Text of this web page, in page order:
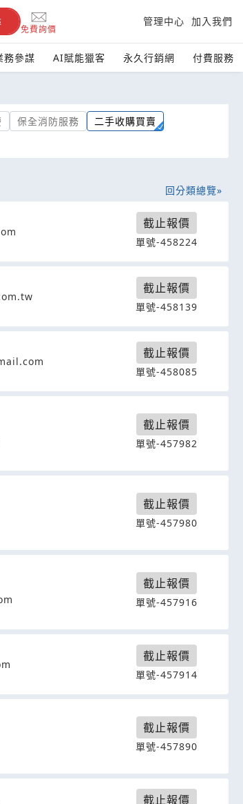
免費詢價
管理中心 加入我們
務參謀 AI賦能獵客 永久行銷網 付費服務
保全消防服務
二手收購買賣
回分類總覽
截止報價
單號-458224
截止報價
單號-458139
截止報價
單號-458085
截止報價
單號-457982
截止報價
單號-457980
截止報價
單號-457916
截止報價
單號-457914
截止報價
單號-457890
截止報價